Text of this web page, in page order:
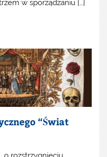
w sporządzaniu […]
“Świat